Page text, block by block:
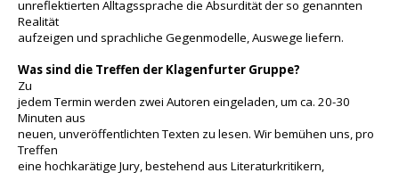
unreflektierten Alltagssprache die Absurdität der so genannten
Realität
aufzeigen und sprachliche Gegenmodelle, Auswege liefern.
Was sind die Treffen der Klagenfurter Gruppe?
Zu
jedem Termin werden zwei Autoren eingeladen, um ca. 20-30
Minuten aus
neuen, unveröffentlichten Texten zu lesen. Wir bemühen uns, pro
Treffen
eine hochkarätige Jury, bestehend aus Literaturkritikern,